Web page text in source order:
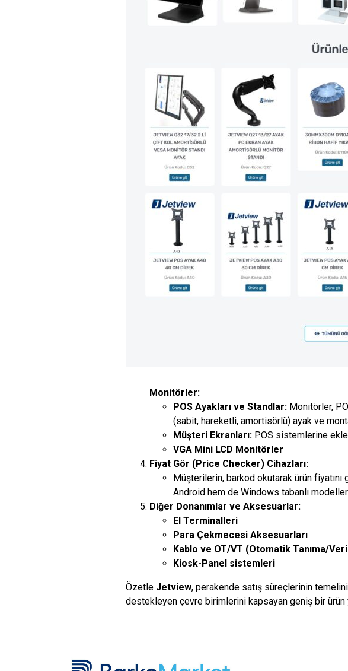
Monitörler:
POS Ayakları ve Standlar: Monitörler,
(sabit, hareketli, amortisörlü) ayak ve
Müşteri Ekranları: POS sistemlerine
VGA Mini LCD Monitörler
Fiyat Gör (Price Checker) Cihazları:
Müşterilerin, barkod okutarak ürün
Android hem de Windows tabanlı
Diğer Donanımlar ve Aksesuarlar:
El Terminalleri
Para Çekmecesi Aksesuarları
Kablo ve OT/VT (Otomatik Tanıma/
Kiosk-Panel sistemleri
Özetle Jetview, perakende satış süreçlerinin temelini
destekleyen çevre birimlerini kapsayan geniş bir